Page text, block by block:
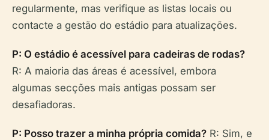
regularmente, mas verifique as listas locais ou
contacte a gestão do estádio para atualizações.
P: O estádio é acessível para cadeiras de rodas?
R: A maioria das áreas é acessível, embora
algumas secções mais antigas possam ser
desafiadoras.
P: Posso trazer a minha própria comida? R: Sim, e